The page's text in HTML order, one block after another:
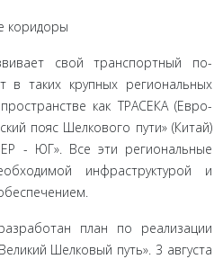
коридоры
свой транспортный по­
в таких крупных региональных
как ТРАСЕКА (Евро­
пояс Шелкового пути» (Ки­тай)
- ЮГ». Все эти региональ­ные
инфраструктурой и
план по реализации
Шелковый путь». 3 ав­густа